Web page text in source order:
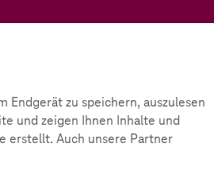
zu speichern, auszulesen
und zeigen Ihnen Inhalte und
erstellt. Auch unsere Partner